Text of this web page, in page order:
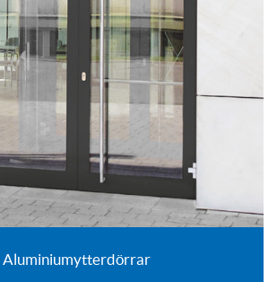
Aluminiumytterdörrar